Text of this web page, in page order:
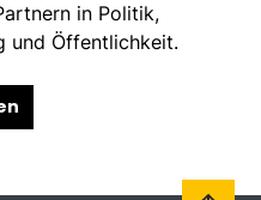
in Politik,
und Öffentlichkeit.